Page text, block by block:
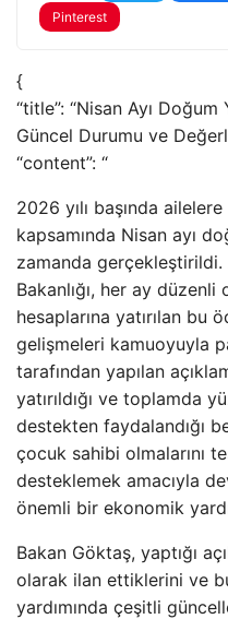
Pinterest
{
“title”: “Nisan Ayı
Güncel Durumu ve
“content”: “
2026 yılı başında
kapsamında Nisan ayı
zamanda
Bakanlığı, her ay
hesaplarına yatırılan bu
gelişmeleri kamuoyuyla
tarafından yapılan
yatırıldığı ve toplamda
destekten faydalandığı
çocuk sahibi olmalarını
desteklemek amacıyla
önemli bir ekonomik
Bakan Göktaş, yaptığı
olarak ilan ettiklerini ve
yardımında çeşitli